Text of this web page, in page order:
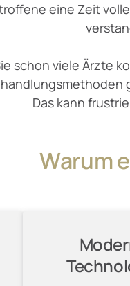
eine Zeit
schon viele Ärzte
Das kann
Warum